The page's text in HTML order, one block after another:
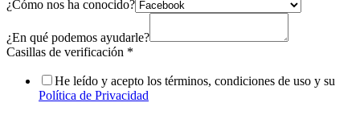
¿Cómo nos ha conocido?
¿En qué podemos ayudarle?
Casillas de verificación *
He leído y acepto los términos, condiciones de uso y su
Política de Privacidad